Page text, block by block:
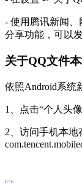
- 使用腾讯新闻
分享功能，可以
关于QQ文件
依照Android系统
1、点击“个人头
2、访问手机本地